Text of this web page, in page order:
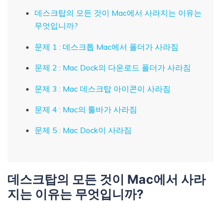
데스크탑의 모든 것이 Mac에서 사라지는 이유는
무엇입니까?
문제 1 : 데스크톱 Mac에서 폴더가 사라짐
문제 2 : Mac Dock의 다운로드 폴더가 사라짐
문제 3 : Mac 데스크탑 아이콘이 사라짐
문제 4 : Mac의 툴바가 사라짐
문제 5 : Mac Dock이 사라짐
데스크탑의 모든 것이 Mac에서 사라
지는 이유는 무엇입니까?